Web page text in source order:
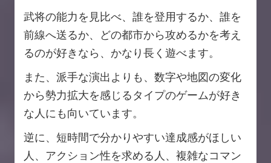
武将の能力を見比べ、誰を登用するか、誰を
前線へ送るか、どの都市から攻めるかを考え
るのが好きなら、かなり長く遊べます。
また、派手な演出よりも、数字や地図の変化
から勢力拡大を感じるタイプのゲームが好き
な人にも向いています。
逆に、短時間で分かりやすい達成感がほしい
人、アクション性を求める人、複雑なコマン